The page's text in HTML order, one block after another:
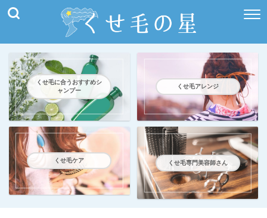
くせ毛に合うおすすめシ
ャンプー
くせ毛アレンジ
くせ毛ケア くせ毛専門美容師さん